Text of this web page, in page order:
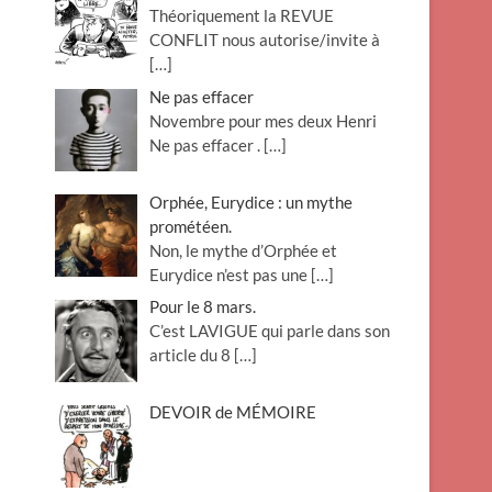
n
Théoriquement la REVUE
CONFLIT nous autorise/invite à
[…]
Ne pas effacer
Novembre pour mes deux Henri
Ne pas effacer . […]
Orphée, Eurydice : un mythe
prométéen.
Non, le mythe d’Orphée et
Eurydice n’est pas une […]
Pour le 8 mars.
C’est LAVIGUE qui parle dans son
article du 8 […]
DEVOIR de MÉMOIRE